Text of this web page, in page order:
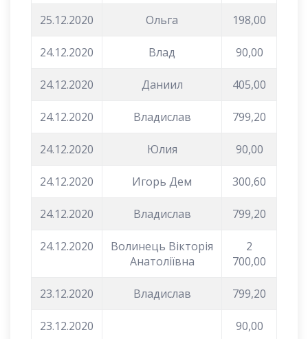
25.12.2020 Ольга 198,00
24.12.2020 Влад 90,00
24.12.2020 Даниил 405,00
24.12.2020 Владислав 799,20
24.12.2020 Юлия 90,00
24.12.2020 Игорь Дем 300,60
24.12.2020 Владислав 799,20
24.12.2020
Волинець Вікторія
Анатоліївна
2
700,00
23.12.2020 Владислав 799,20
23.12.2020 90,00